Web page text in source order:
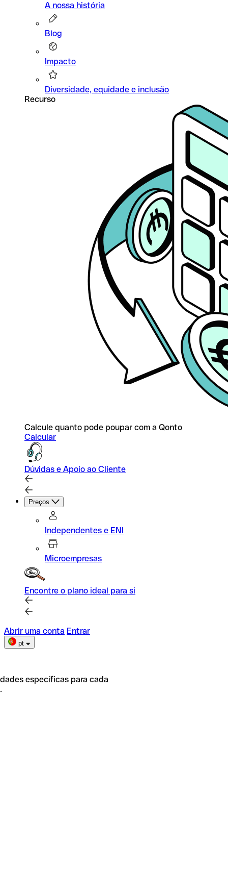
A nossa história
Blog
Impacto
Diversidade, equidade e inclusão
Recurso
Calcule quanto pode poupar com a Qonto
Calcular
Dúvidas e Apoio ao Cliente
Preços
Independentes e ENI
Microempresas
Encontre o plano ideal para si
Abrir uma conta Entrar
pt
específicas para cada